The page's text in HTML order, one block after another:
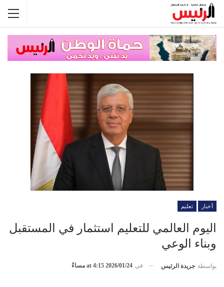
أخبار تعليم
اليوم العالمي للتعليم استثمار في المستقبل
وبناء الوعي
بواسطة جريدة الرئيس في 2026/01/24 at 4:15 مساءً